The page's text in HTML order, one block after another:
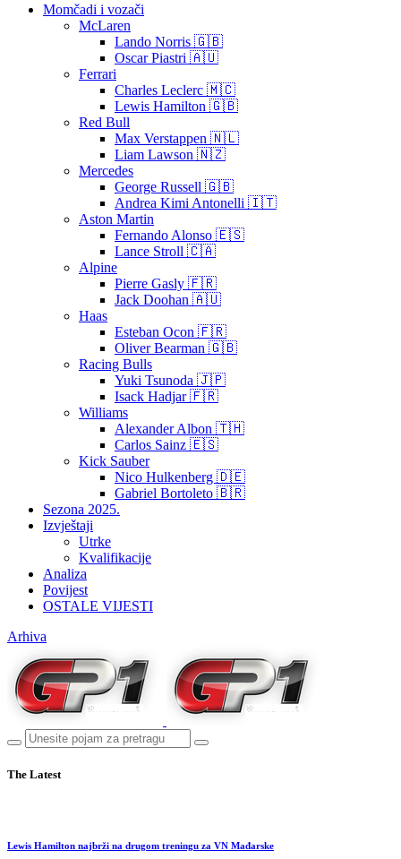
Momčadi i vozači
McLaren
Lando Norris 🇬🇧
Oscar Piastri 🇦🇺
Ferrari
Charles Leclerc 🇲🇨
Lewis Hamilton 🇬🇧
Red Bull
Max Verstappen 🇳🇱
Liam Lawson 🇳🇿
Mercedes
George Russell 🇬🇧
Andrea Kimi Antonelli 🇮🇹
Aston Martin
Fernando Alonso 🇪🇸
Lance Stroll 🇨🇦
Alpine
Pierre Gasly 🇫🇷
Jack Doohan 🇦🇺
Haas
Esteban Ocon 🇫🇷
Oliver Bearman 🇬🇧
Racing Bulls
Yuki Tsunoda 🇯🇵
Isack Hadjar 🇫🇷
Williams
Alexander Albon 🇹🇭
Carlos Sainz 🇪🇸
Kick Sauber
Nico Hulkenberg 🇩🇪
Gabriel Bortoleto 🇧🇷
Sezona 2025.
Izvještaji
Utrke
Kvalifikacije
Analiza
Povijest
OSTALE VIJESTI
Arhiva
The Latest
Lewis Hamilton najbrži na drugom treningu za VN Mađarske